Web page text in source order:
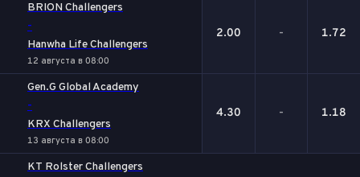
BRION Challengers
-
Hanwha Life Challengers
12 августа в 08:00
2.00 - 1.72
Gen.G Global Academy
-
KRX Challengers
13 августа в 08:00
4.30 - 1.18
KT Rolster Challengers